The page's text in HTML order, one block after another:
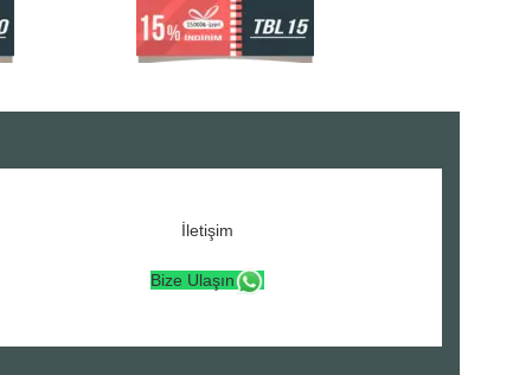
İletişim
Bize Ulaşın